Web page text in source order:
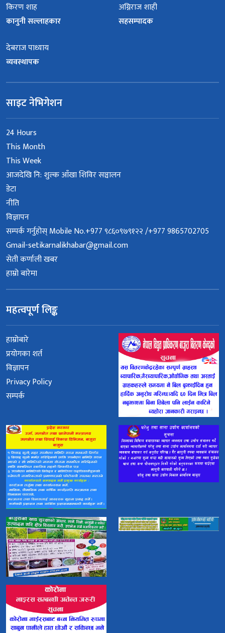
किरण शाह
कानुनी सल्लाहकार
अग्निराज शाही
सहसम्पादक
देबराज पाध्याय
व्यवस्थापक
साइट नेभिगेशन
24 Hours
This Month
This Week
आजदेखि नि: शुल्क आँखा शिविर सञ्चालन
डेटा
नीति
विज्ञापन
सम्पर्क गर्नुहोस् Mobile No.+977 ९८६०९७९१२२ /+977 9865702705
Gmail-setikarnalikhabar@gmail.com
सेती कर्णाली खबर
हाम्रो बारेमा
महत्वपूर्ण लिङ्क
हाम्रोबारे
प्रयोगका शर्त
विज्ञापन
Privacy Policy
सम्पर्क